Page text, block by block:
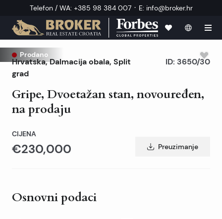
Telefon / WA: +385 98 384 007 · E: info@broker.hr
Prodano
Hrvatska,Dalmacija obala, Split
grad
Gripe, Dvoetažan stan, novouređen,
na prodaju
ID: 3650/30
CIJENA
€230,000 Preuzimanje
Osnovni podaci